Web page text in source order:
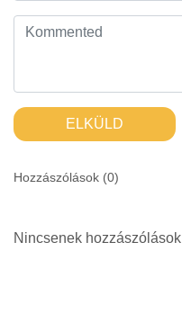
ELKÜLD
Hozzászólások (0)
Nincsenek hozzászólások